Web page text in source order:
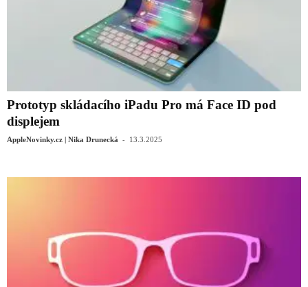
Prototyp skládacího iPadu Pro má Face ID pod
displejem
AppleNovinky.cz | Nika Drunecká - 13.3.2025